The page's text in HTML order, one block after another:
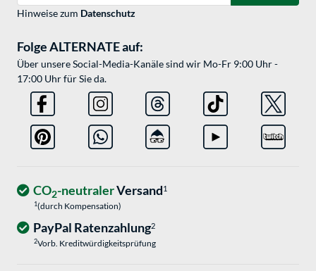
Hinweise zum Datenschutz
Folge ALTERNATE auf:
Über unsere Social-Media-Kanäle sind wir Mo-Fr 9:00 Uhr -
17:00 Uhr für Sie da.
CO2-neutralerVersand1
1(durch Kompensation)
PayPal Ratenzahlung2
2Vorb. Kreditwürdigkeitsprüfung